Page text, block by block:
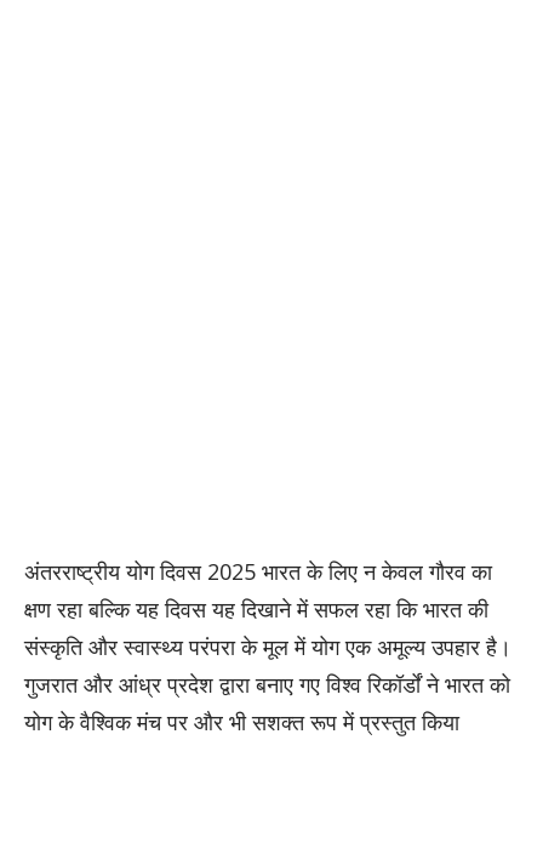
अंतरराष्ट्रीय योग दिवस 2025 भारत के लिए न केवल गौरव का
क्षण रहा बल्कि यह दिवस यह दिखाने में सफल रहा कि भारत की
संस्कृति और स्वास्थ्य परंपरा के मूल में योग एक अमूल्य उपहार है।
गुजरात और आंध्र प्रदेश द्वारा बनाए गए विश्व रिकॉर्डों ने भारत को
योग के वैश्विक मंच पर और भी सशक्त रूप में प्रस्तुत किया